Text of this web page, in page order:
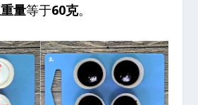
量等于60克。